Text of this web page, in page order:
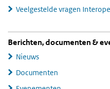
Veelgestelde vragen
Berichten, documenten &
Nieuws
Documenten